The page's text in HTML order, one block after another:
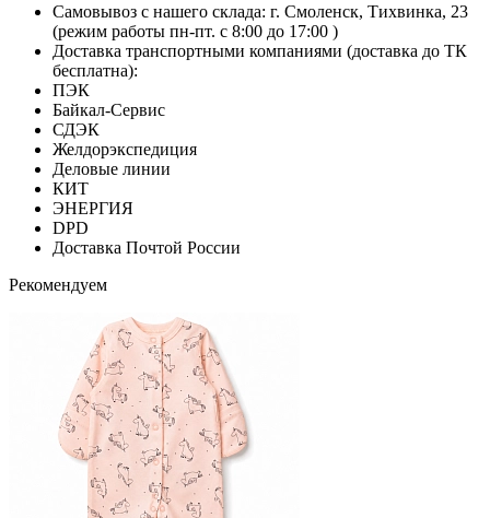
Самовывоз с нашего склада: г. Смоленск, Тихвинка, 23
(режим работы пн-пт. с 8:00 до 17:00 )
Доставка транспортными компаниями (доставка до ТК
бесплатна):
ПЭК
Байкал-Сервис
СДЭК
Желдорэкспедиция
Деловые линии
КИТ
ЭНЕРГИЯ
DPD
Доставка Почтой России
Рекомендуем